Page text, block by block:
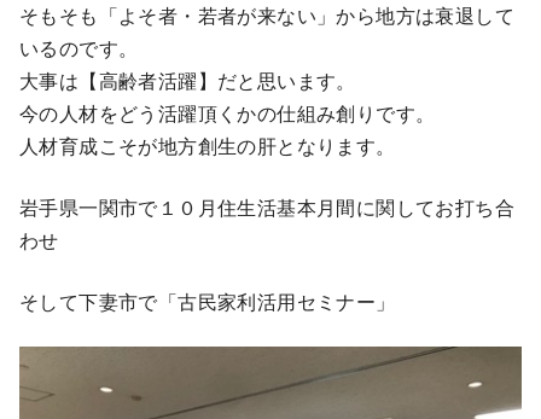
そもそも「よそ者・若者が来ない」から地方は衰退して
いるのです。
大事は【高齢者活躍】だと思います。
今の人材をどう活躍頂くかの仕組み創りです。
人材育成こそが地方創生の肝となります。
岩手県一関市で１０月住生活基本月間に関してお打ち合
わせ
そして下妻市で「古民家利活用セミナー」